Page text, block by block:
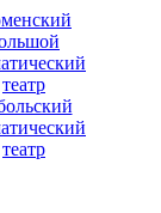
театр
театр